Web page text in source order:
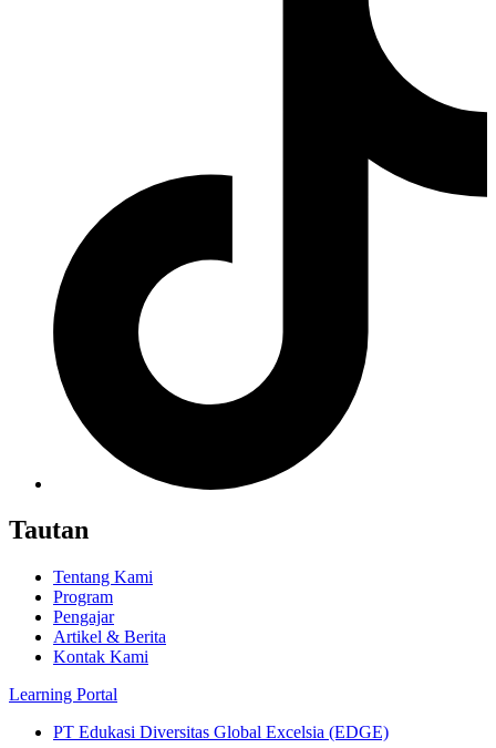
Tautan
Tentang Kami
Program
Pengajar
Artikel & Berita
Kontak Kami
Learning Portal
PT Edukasi Diversitas Global Excelsia (EDGE)